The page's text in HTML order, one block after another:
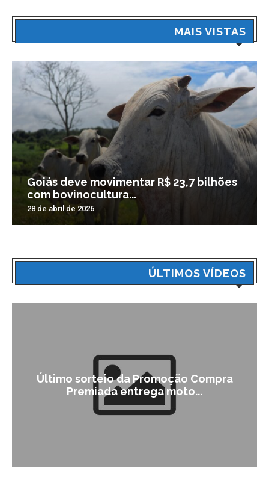
MAIS VISTAS
Goiás deve movimentar R$ 23,7 bilhões
com bovinocultura...
28 de abril de 2026
ÚLTIMOS VÍDEOS
Último sorteio da Promoção Compra
Premiada entrega moto...